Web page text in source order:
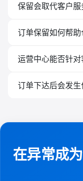
保留会取代客户服
订单保留如何帮助
运营中心能否针对
订单下达后会发生
在异常成